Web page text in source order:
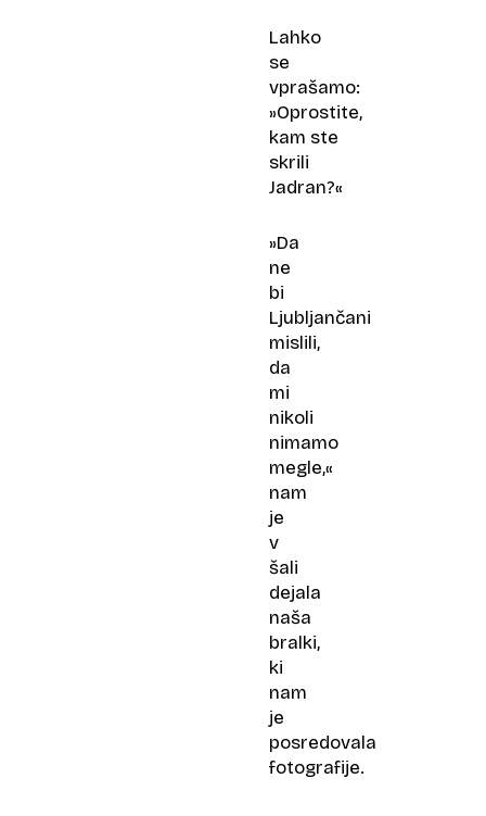
Lahko
se
vprašamo:
»Oprostite,
kam ste
skrili
Jadran?«
»Da
ne
bi
Ljubljančani
mislili,
da
mi
nikoli
nimamo
megle,«
nam
je
v
šali
dejala
naša
bralki,
ki
nam
je
posredovala
fotografije.